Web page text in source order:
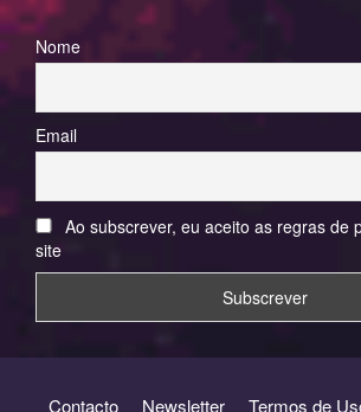
Nome
Email
Ao subscrever, eu aceito as regras de
site
Contacto Newsletter Termos de